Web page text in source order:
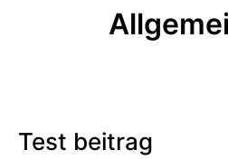
Test beitrag